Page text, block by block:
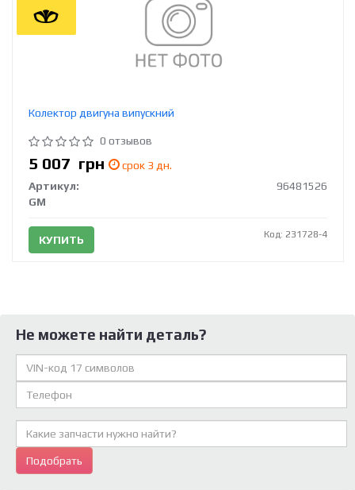
Колектор двигуна випускний
0 отзывов
5 007 грн
срок 3 дн.
Артикул:
96481526
GM
КУПИТЬ Код: 231728-4
Не можете найти деталь?
Подобрать